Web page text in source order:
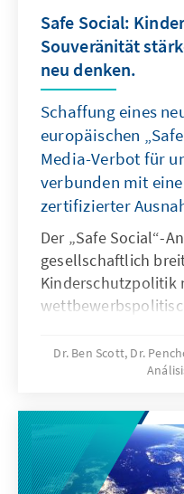
Safe Social:
Souveränität
neu denken.
Schaffung eines
europäischen
Media-Verbot für
verbunden mit
zertifizierter
Der „Safe Social“-
gesellschaftlich
Kinderschutzpolitik
unter 16-Jährige
gefährliche digitale
Plattformen. Es
System zertifizierter
werden, um die
neu auszurichten:
Dr. Ben Scott, Dr.